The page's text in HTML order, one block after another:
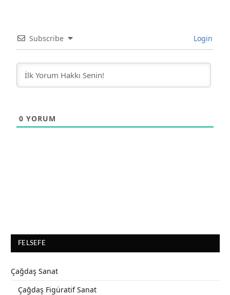
Subscribe Login
0 YORUM
FELSEFE
Çağdaş Sanat
Çağdaş Figüratif Sanat